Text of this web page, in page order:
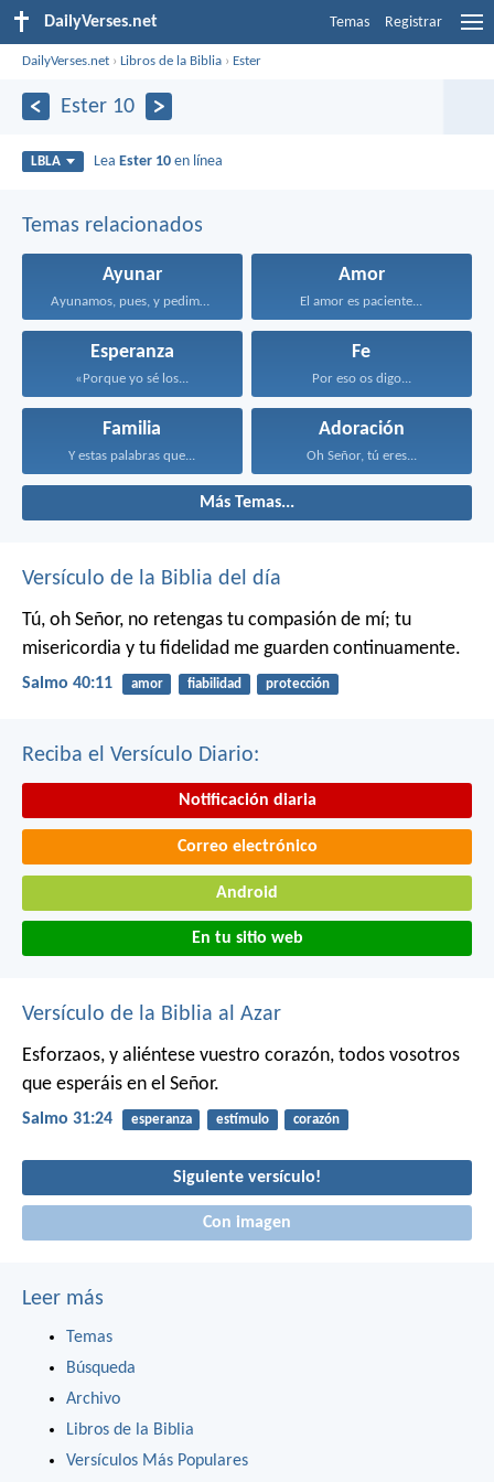
DailyVerses.net Temas Registrar
DailyVerses.net ›Libros de la Biblia › Ester
Ester 10
LBLA Lea Ester 10 en línea
Temas relacionados
Ayunar
Ayunamos, pues, y pedimos...
Amor
El amor es paciente...
Esperanza
«Porque yo sé los...
Fe
Por eso os digo...
Familia
Y estas palabras que...
Adoración
Oh Señor, tú eres...
Más Temas...
Versículo de la Biblia del día
Tú, oh Señor, no retengas tu compasión de mí; tu
misericordia y tu fidelidad me guarden continuamente.
Salmo 40:11 amor fiabilidad protección
Reciba el Versículo Diario:
Notificación diaria
Correo electrónico
Android
En tu sitio web
Versículo de la Biblia al Azar
Esforzaos, y aliéntese vuestro corazón, todos vosotros
que esperáis en el Señor.
Salmo 31:24 esperanza estímulo corazón
Siguiente versículo!
Con imagen
Leer más
Temas
Búsqueda
Archivo
Libros de la Biblia
Versículos Más Populares